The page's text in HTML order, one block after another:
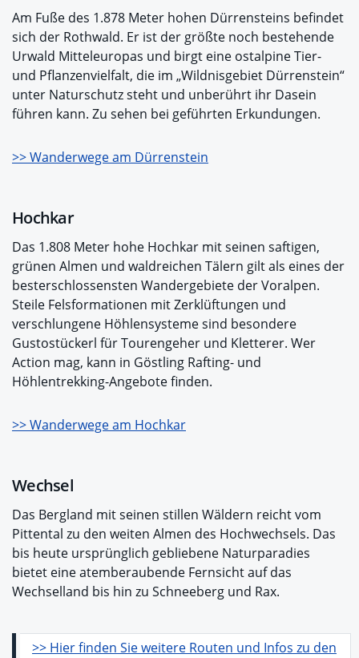
Am Fuße des 1.878 Meter hohen Dürrensteins befindet
sich der Rothwald. Er ist der größte noch bestehende
Urwald Mitteleuropas und birgt eine ostalpine Tier-
und Pflanzenvielfalt, die im „Wildnisgebiet Dürrenstein“
unter Naturschutz steht und unberührt ihr Dasein
führen kann. Zu sehen bei geführten Erkundungen.
>> Wanderwege am Dürrenstein
Hochkar
Das 1.808 Meter hohe Hochkar mit seinen saftigen,
grünen Almen und waldreichen Tälern gilt als eines der
besterschlossensten Wandergebiete der Voralpen.
Steile Felsformationen mit Zerklüftungen und
verschlungene Höhlensysteme sind besondere
Gustostückerl für Tourengeher und Kletterer. Wer
Action mag, kann in Göstling Rafting- und
Höhlentrekking-Angebote finden.
>> Wanderwege am Hochkar
Wechsel
Das Bergland mit seinen stillen Wäldern reicht vom
Pittental zu den weiten Almen des Hochwechsels. Das
bis heute ursprünglich gebliebene Naturparadies
bietet eine atemberaubende Fernsicht auf das
Wechselland bis hin zu Schneeberg und Rax.
>> Hier finden Sie weitere Routen und Infos zu den